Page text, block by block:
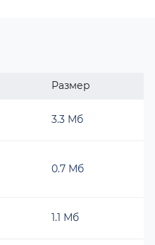
Размер
3.3 Мб
0.7 Мб
1.1 Мб